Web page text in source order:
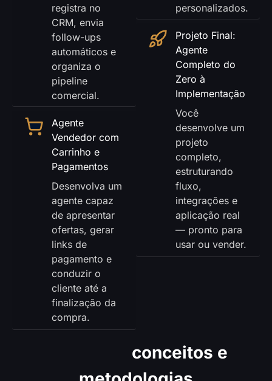
registra no
CRM, envia
follow-ups
automáticos e
organiza o
pipeline
comercial.
Agente
Vendedor com
Carrinho e
Pagamentos
Desenvolva um
agente capaz
de apresentar
ofertas, gerar
links de
pagamento e
conduzir o
cliente até a
finalização da
compra.
personalizados.
Projeto Final:
Agente
Completo do
Zero à
Implementação
Você
desenvolve um
projeto
completo,
estruturando
fluxo,
integrações e
aplicação real
— pronto para
usar ou vender.
conceitos e